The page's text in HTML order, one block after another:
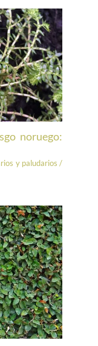
noruego:
y paludarios /